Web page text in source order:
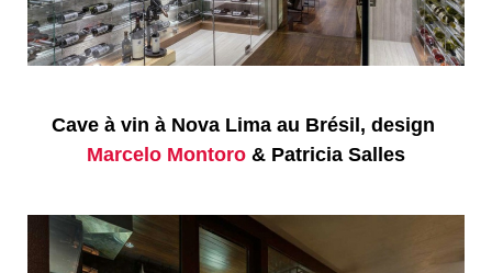
Cave à vin à Nova Lima au Brésil, design
Marcelo Montoro & Patricia Salles